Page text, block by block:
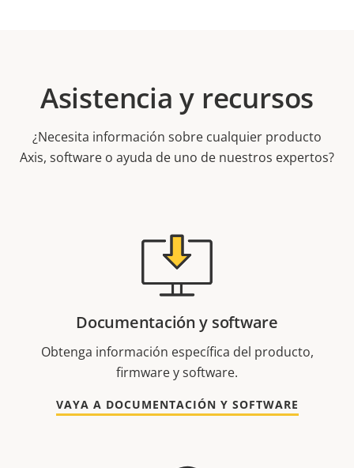
Asistencia y recursos
¿Necesita información sobre cualquier producto
Axis, software o ayuda de uno de nuestros expertos?
Documentación y software
Obtenga información específica del producto,
firmware y software.
VAYA A DOCUMENTACIÓN Y SOFTWARE